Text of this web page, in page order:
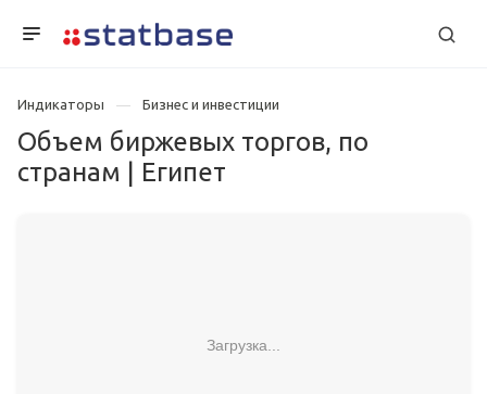
Индикаторы Бизнес и инвестиции
Объем биржевых торгов, по
странам | Египет
Загрузка...